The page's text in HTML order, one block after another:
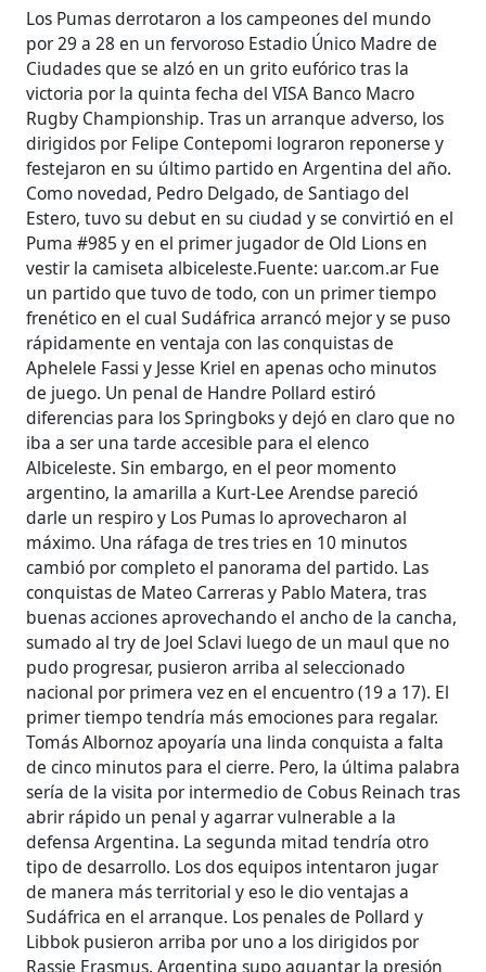
Los Pumas derrotaron a los campeones del mundo
por 29 a 28 en un fervoroso Estadio Único Madre de
Ciudades que se alzó en un grito eufórico tras la
victoria por la quinta fecha del VISA Banco Macro
Rugby Championship. Tras un arranque adverso, los
dirigidos por Felipe Contepomi lograron reponerse y
festejaron en su último partido en Argentina del año.
Como novedad, Pedro Delgado, de Santiago del
Estero, tuvo su debut en su ciudad y se convirtió en el
Puma #985 y en el primer jugador de Old Lions en
vestir la camiseta albiceleste.Fuente: uar.com.ar Fue
un partido que tuvo de todo, con un primer tiempo
frenético en el cual Sudáfrica arrancó mejor y se puso
rápidamente en ventaja con las conquistas de
Aphelele Fassi y Jesse Kriel en apenas ocho minutos
de juego. Un penal de Handre Pollard estiró
diferencias para los Springboks y dejó en claro que no
iba a ser una tarde accesible para el elenco
Albiceleste. Sin embargo, en el peor momento
argentino, la amarilla a Kurt-Lee Arendse pareció
darle un respiro y Los Pumas lo aprovecharon al
máximo. Una ráfaga de tres tries en 10 minutos
cambió por completo el panorama del partido. Las
conquistas de Mateo Carreras y Pablo Matera, tras
buenas acciones aprovechando el ancho de la cancha,
sumado al try de Joel Sclavi luego de un maul que no
pudo progresar, pusieron arriba al seleccionado
nacional por primera vez en el encuentro (19 a 17). El
primer tiempo tendría más emociones para regalar.
Tomás Albornoz apoyaría una linda conquista a falta
de cinco minutos para el cierre. Pero, la última palabra
sería de la visita por intermedio de Cobus Reinach tras
abrir rápido un penal y agarrar vulnerable a la
defensa Argentina. La segunda mitad tendría otro
tipo de desarrollo. Los dos equipos intentaron jugar
de manera más territorial y eso le dio ventajas a
Sudáfrica en el arranque. Los penales de Pollard y
Libbok pusieron arriba por uno a los dirigidos por
Rassie Erasmus. Argentina supo aguantar la presión